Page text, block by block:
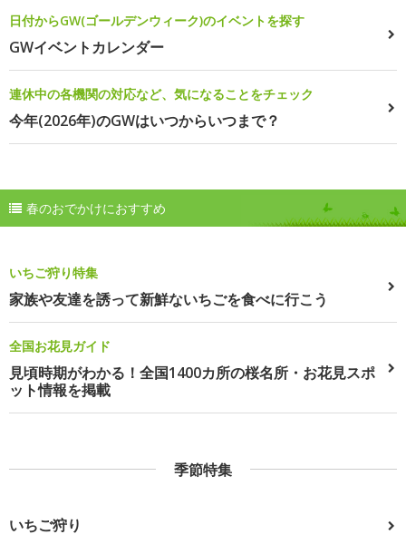
日付からGW(ゴールデンウィーク)のイベントを探す
GWイベントカレンダー
連休中の各機関の対応など、気になることをチェック
今年(2026年)のGWはいつからいつまで？
春のおでかけにおすすめ
いちご狩り特集
家族や友達を誘って新鮮ないちごを食べに行こう
全国お花見ガイド
見頃時期がわかる！全国1400カ所の桜名所・お花見スポ
ット情報を掲載
季節特集
いちご狩り